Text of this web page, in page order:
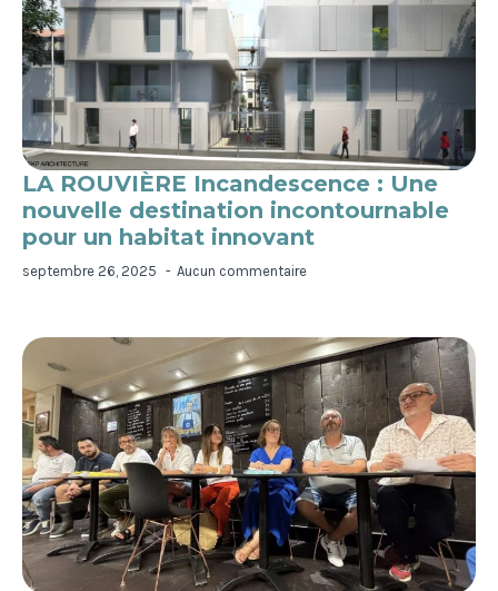
LA ROUVIÈRE Incandescence : Une
nouvelle destination incontournable
pour un habitat innovant
septembre 26, 2025 Aucun commentaire